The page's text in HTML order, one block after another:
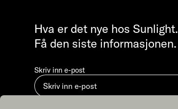
Hva er det nye hos Sunlight.
Få den siste informasjonen.
Skriv inn e-post